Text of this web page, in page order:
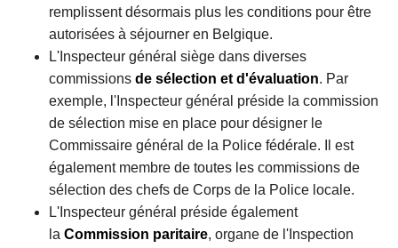
remplissent désormais plus les conditions pour être
autorisées à séjourner en Belgique.
L'Inspecteur général siège dans diverses
commissions de sélection et d'évaluation. Par
exemple, l'Inspecteur général préside la commission
de sélection mise en place pour désigner le
Commissaire général de la Police fédérale. Il est
également membre de toutes les commissions de
sélection des chefs de Corps de la Police locale.
L'Inspecteur général préside également
la Commission paritaire, organe de l'Inspection